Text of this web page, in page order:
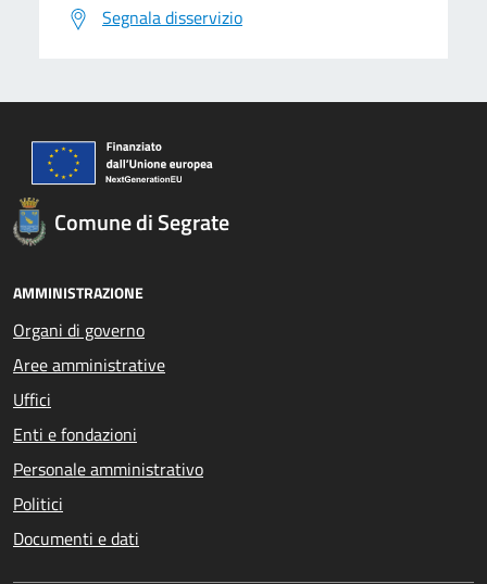
Segnala disservizio
Comune di Segrate
AMMINISTRAZIONE
Organi di governo
Aree amministrative
Uffici
Enti e fondazioni
Personale amministrativo
Politici
Documenti e dati